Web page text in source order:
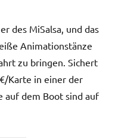
des MiSalsa, und das
Animationstänze
zu bringen. Sichert
Karte in einer der
auf dem Boot sind auf